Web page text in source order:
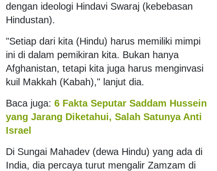
dengan ideologi Hindavi Swaraj (kebebasan
Hindustan).
"Setiap dari kita (Hindu) harus memiliki mimpi
ini di dalam pemikiran kita. Bukan hanya
Afghanistan, tetapi kita juga harus menginvasi
kuil Makkah (Kabah)," lanjut dia.
Baca juga: 6 Fakta Seputar Saddam Hussein
yang Jarang Diketahui, Salah Satunya Anti
Israel
Di Sungai Mahadev (dewa Hindu) yang ada di
India, dia percaya turut mengalir Zamzam di